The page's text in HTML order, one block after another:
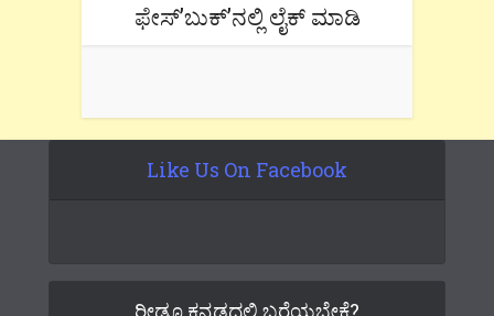
ಫೇಸ್’ಬುಕ್’ನಲ್ಲಿ ಲೈಕ್ ಮಾಡಿ
Like Us On Facebook
ರೀಡೂ ಕನ್ನಡದಲ್ಲಿ ಬರೆಯಬೇಕೆ?